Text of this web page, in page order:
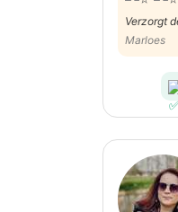
Verzorgt
Marloes